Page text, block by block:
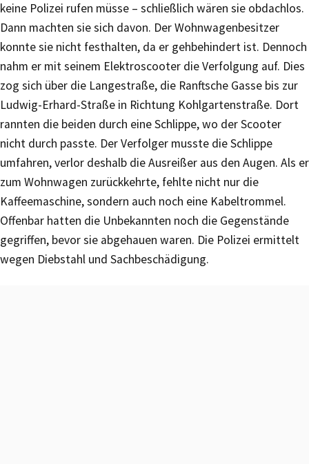
keine Polizei rufen müsse – schließlich wären sie obdachlos.
Dann machten sie sich davon. Der Wohnwagenbesitzer
konnte sie nicht festhalten, da er gehbehindert ist. Dennoch
nahm er mit seinem Elektroscooter die Verfolgung auf. Dies
zog sich über die Langestraße, die Ranftsche Gasse bis zur
Ludwig-Erhard-Straße in Richtung Kohlgartenstraße. Dort
rannten die beiden durch eine Schlippe, wo der Scooter
nicht durch passte. Der Verfolger musste die Schlippe
umfahren, verlor deshalb die Ausreißer aus den Augen. Als er
zum Wohnwagen zurückkehrte, fehlte nicht nur die
Kaffeemaschine, sondern auch noch eine Kabeltrommel.
Offenbar hatten die Unbekannten noch die Gegenstände
gegriffen, bevor sie abgehauen waren. Die Polizei ermittelt
wegen Diebstahl und Sachbeschädigung.